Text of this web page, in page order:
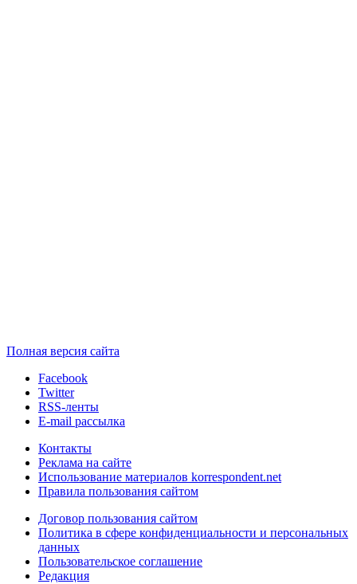
Полная версия сайта
Facebook
Twitter
RSS-ленты
E-mail рассылка
Контакты
Реклама на сайте
Использование материалов korrespondent.net
Правила пользования сайтом
Договор пользования сайтом
Политика в сфере конфиденциальности и персональных
данных
Пользовательское соглашение
Редакция